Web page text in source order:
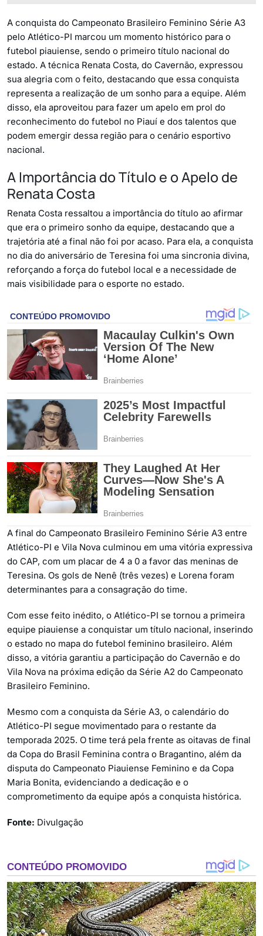
A conquista do Campeonato Brasileiro Feminino Série A3
pelo Atlético-PI marcou um momento histórico para o
futebol piauiense, sendo o primeiro título nacional do
estado. A técnica Renata Costa, do Cavernão, expressou
sua alegria com o feito, destacando que essa conquista
representa a realização de um sonho para a equipe. Além
disso, ela aproveitou para fazer um apelo em prol do
reconhecimento do futebol no Piauí e dos talentos que
podem emergir dessa região para o cenário esportivo
nacional.
A Importância do Título e o Apelo de
Renata Costa
Renata Costa ressaltou a importância do título ao afirmar
que era o primeiro sonho da equipe, destacando que a
trajetória até a final não foi por acaso. Para ela, a conquista
no dia do aniversário de Teresina foi uma sincronia divina,
reforçando a força do futebol local e a necessidade de
mais visibilidade para o esporte no estado.
A final do Campeonato Brasileiro Feminino Série A3 entre
Atlético-PI e Vila Nova culminou em uma vitória expressiva
do CAP, com um placar de 4 a 0 a favor das meninas de
Teresina. Os gols de Nenê (três vezes) e Lorena foram
determinantes para a consagração do time.
Com esse feito inédito, o Atlético-PI se tornou a primeira
equipe piauiense a conquistar um título nacional, inserindo
o estado no mapa do futebol feminino brasileiro. Além
disso, a vitória garantiu a participação do Cavernão e do
Vila Nova na próxima edição da Série A2 do Campeonato
Brasileiro Feminino.
Mesmo com a conquista da Série A3, o calendário do
Atlético-PI segue movimentado para o restante da
temporada 2025. O time terá pela frente as oitavas de final
da Copa do Brasil Feminina contra o Bragantino, além da
disputa do Campeonato Piauiense Feminino e da Copa
Maria Bonita, evidenciando a dedicação e o
comprometimento da equipe após a conquista histórica.
Fonte: Divulgação